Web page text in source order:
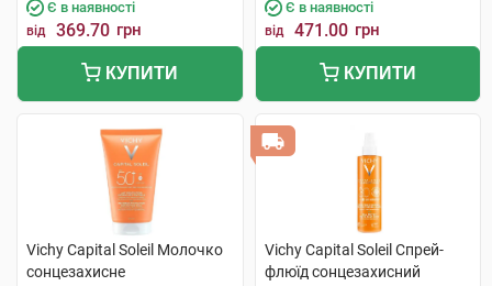
Є в наявності
від 369.70 грн
КУПИТИ
Є в наявності
від 471.00 грн
КУПИТИ
Vichy Capital Soleil Молочко
сонцезахисне
Vichy Capital Soleil Спрей-
флюїд сонцезахисний